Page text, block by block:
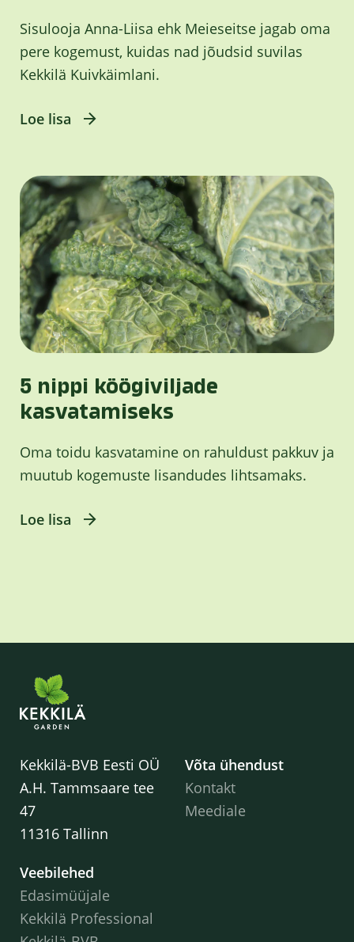
Sisulooja Anna-Liisa ehk Meieseitse jagab oma
pere kogemust, kuidas nad jõudsid suvilas
Kekkilä Kuivkäimlani.
Loe lisa
5 nippi köögiviljade
kasvatamiseks
Oma toidu kasvatamine on rahuldust pakkuv ja
muutub kogemuste lisandudes lihtsamaks.
Loe lisa
Kekkilä-BVB Eesti OÜ
A.H. Tammsaare tee
47
11316 Tallinn
Võta ühendust
Kontakt
Meediale
Veebilehed
Edasimüüjale
Kekkilä Professional